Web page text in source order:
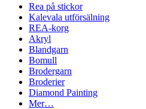
Rea på stickor
Kalevala utförsälning
REA-korg
Akryl
Blandgarn
Bomull
Brodergarn
Broderier
Diamond Painting
Mer…